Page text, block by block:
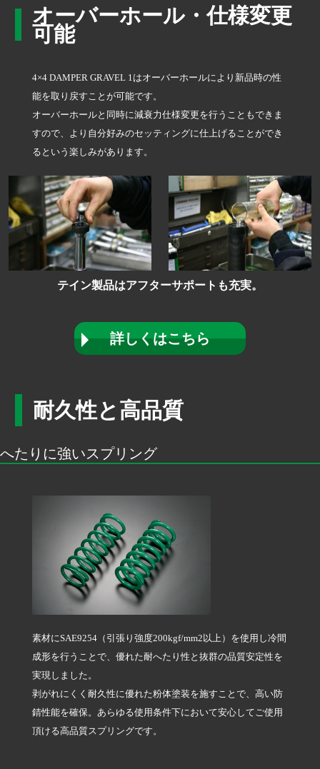
オーバーホール・仕様変更
可能
4×4 DAMPER GRAVEL 1はオーバーホールにより新品時の性
能を取り戻すことが可能です。
オーバーホールと同時に減衰力仕様変更を行うこともできま
すので、より自分好みのセッティングに仕上げることができ
るという楽しみがあります。
テイン製品はアフターサポートも充実。
詳しくはこちら
耐久性と高品質
へたりに強いスプリング
素材にSAE9254（引張り強度200kgf/mm2 以上）を使用し冷間
成形を行うことで、優れた耐へたり性と抜群の品質安定性を
実現しました。
剥がれにくく耐久性に優れた粉体塗装を施すことで、高い防
錆性能を確保。あらゆる使用条件下において安心してご使用
頂ける高品質スプリングです。